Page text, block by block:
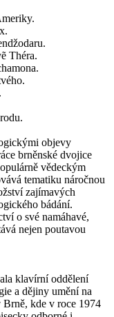
Théra.
objevy
brněnské dvojice
vědeckým
tematiku náročnou
zajímavých
bádání.
o své namáhavé,
nejen poutavou
klavírní oddělení
a dějiny umění na
kde v roce 1974